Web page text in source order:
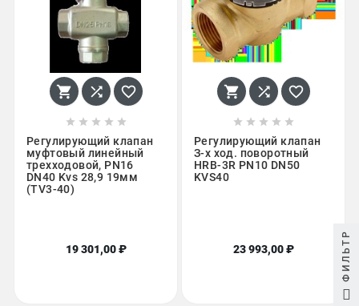
  
    
Регулирующий клапан
муфтовый линейный
трехходовой, PN16
DN40 Kvs 28,9 19мм
(TV3-40)
19 301,00 ₽
  
    
Регулирующий клапан
З-х ход. поворотный
HRB-3R PN10 DN50
KVS40
23 993,00 ₽ ФИЛЬТР